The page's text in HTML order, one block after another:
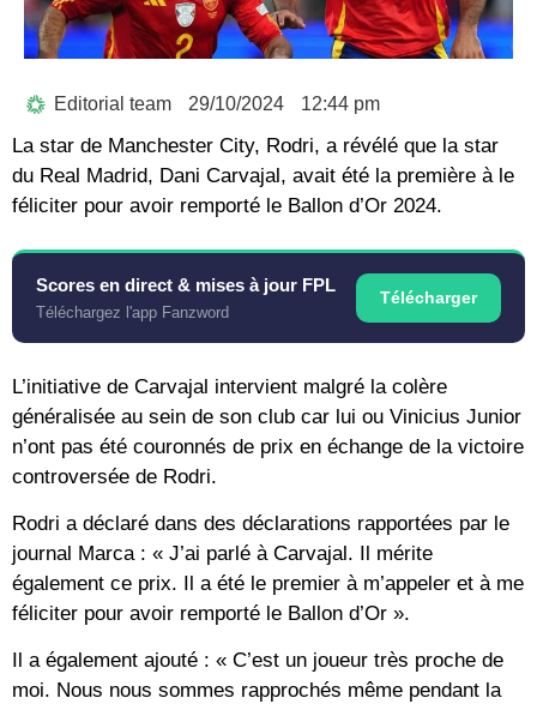
Editorial team 29/10/2024 12:44 pm
La star de Manchester City, Rodri, a révélé que la star
du Real Madrid, Dani Carvajal, avait été la première à le
féliciter pour avoir remporté le Ballon d’Or 2024.
Scores en direct & mises à jour FPL
Téléchargez l'app Fanzword
Télécharger
L’initiative de Carvajal intervient malgré la colère
généralisée au sein de son club car lui ou Vinicius Junior
n’ont pas été couronnés de prix en échange de la victoire
controversée de Rodri.
Rodri a déclaré dans des déclarations rapportées par le
journal Marca : « J’ai parlé à Carvajal. Il mérite
également ce prix. Il a été le premier à m’appeler et à me
féliciter pour avoir remporté le Ballon d’Or ».
Il a également ajouté : « C’est un joueur très proche de
moi. Nous nous sommes rapprochés même pendant la